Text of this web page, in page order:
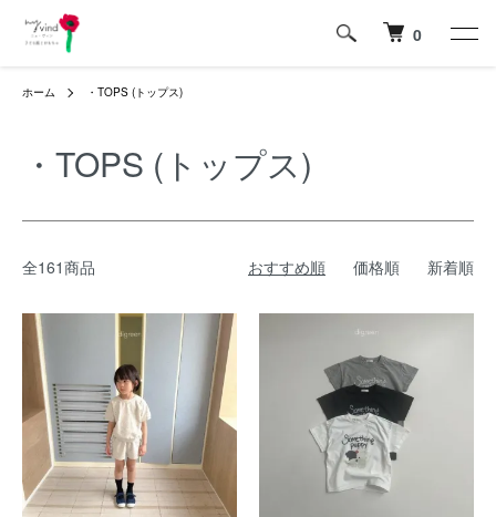
0
ホーム ・TOPS (トップス)
・TOPS (トップス)
全161商品 おすすめ順 価格順 新着順